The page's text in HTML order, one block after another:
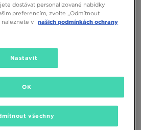
produkty k zobrazení
kritéria vyhledávání nebo
vybrané filtry
dostávat personalizované nabídky
preferencím, zvolte „Odmítnout
naleznete v našich podmínkách ochrany
Nastavit
všechny
OK